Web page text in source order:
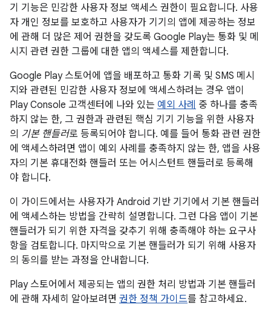
기 기능은 민감한 사용자 정보 액세스 권한이 필요합니다. 사용
자 개인 정보를 보호하고 사용자가 기기의 앱에 제공하는 정보
에 관해 더 많은 제어 권한을 갖도록 Google Play는 통화 및 메
시지 관련 권한 그룹에 대한 앱의 액세스를 제한합니다.
Google Play 스토어에 앱을 배포하고 통화 기록 및 SMS 메시
지와 관련된 민감한 사용자 정보에 액세스하려는 경우 앱이
Play Console 고객센터에 나와 있는 예외 사례 중 하나를 충족
하지 않는 한, 그 권한과 관련된 핵심 기기 기능을 위한 사용자
의 기본 핸들러로 등록되어야 합니다. 예를 들어 통화 관련 권한
에 액세스하려면 앱이 예외 사례를 충족하지 않는 한, 앱을 사용
자의 기본 휴대전화 핸들러 또는 어시스턴트 핸들러로 등록해
야 합니다.
이 가이드에서는 사용자가 Android 기반 기기에서 기본 핸들러
에 액세스하는 방법을 간략히 설명합니다. 그런 다음 앱이 기본
핸들러가 되기 위한 자격을 갖추기 위해 충족해야 하는 요구사
항을 검토합니다. 마지막으로 기본 핸들러가 되기 위해 사용자
의 동의를 받는 과정을 안내합니다.
Play 스토어에서 제공되는 앱의 권한 처리 방법과 기본 핸들러
에 관해 자세히 알아보려면 권한 정책 가이드를 참고하세요.